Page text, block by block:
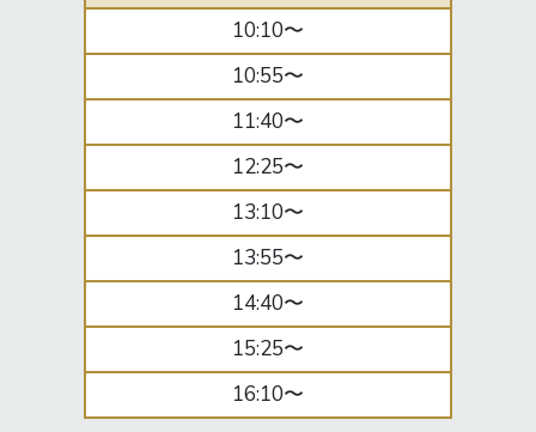
10:10〜
10:55〜
11:40〜
12:25〜
13:10〜
13:55〜
14:40〜
15:25〜
16:10〜